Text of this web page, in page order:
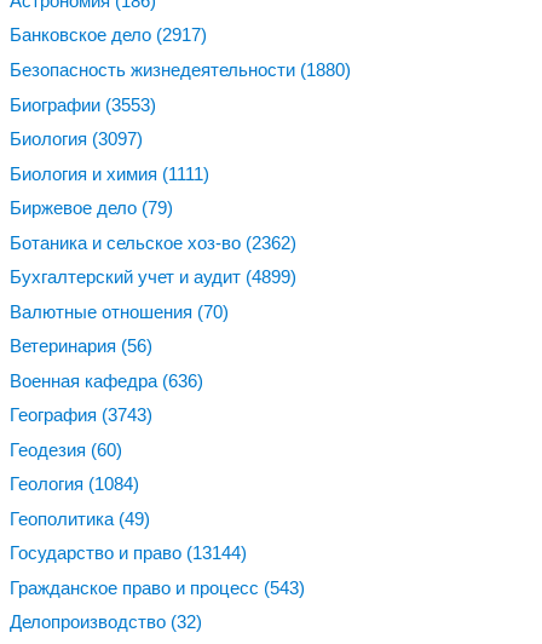
Банковское дело (2917)
Безопасность жизнедеятельности (1880)
Биографии (3553)
Биология (3097)
Биология и химия (1111)
Биржевое дело (79)
Ботаника и сельское хоз-во (2362)
Бухгалтерский учет и аудит (4899)
Валютные отношения (70)
Ветеринария (56)
Военная кафедра (636)
География (3743)
Геодезия (60)
Геология (1084)
Геополитика (49)
Государство и право (13144)
Гражданское право и процесс (543)
Делопроизводство (32)